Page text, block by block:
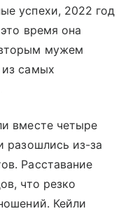
успехи, 2022 год
время она
мужем
самых
вместе четыре
разошлись из-за
Расставание
что резко
Кейли